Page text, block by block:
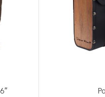
ZATRAŽI PONUDU